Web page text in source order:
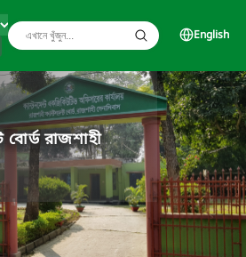
English
বোর্ড রাজশাহী